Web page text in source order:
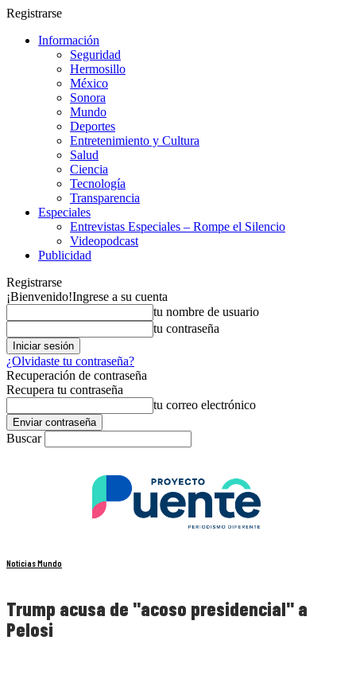
Registrarse
Información
Seguridad
Hermosillo
México
Sonora
Mundo
Deportes
Entretenimiento y Cultura
Salud
Ciencia
Tecnología
Transparencia
Especiales
Entrevistas Especiales – Rompe el Silencio
Videopodcast
Publicidad
Registrarse
¡Bienvenido!Ingrese a su cuenta
tu nombre de usuario
tu contraseña
¿Olvidaste tu contraseña?
Recuperación de contraseña
Recupera tu contraseña
tu correo electrónico
Buscar
Noticias Mundo
Trump acusa de "acoso presidencial" a
Pelosi